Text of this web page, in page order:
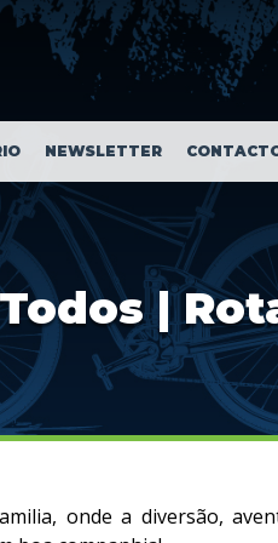
NEWSLETTER
|
onde a diversão,